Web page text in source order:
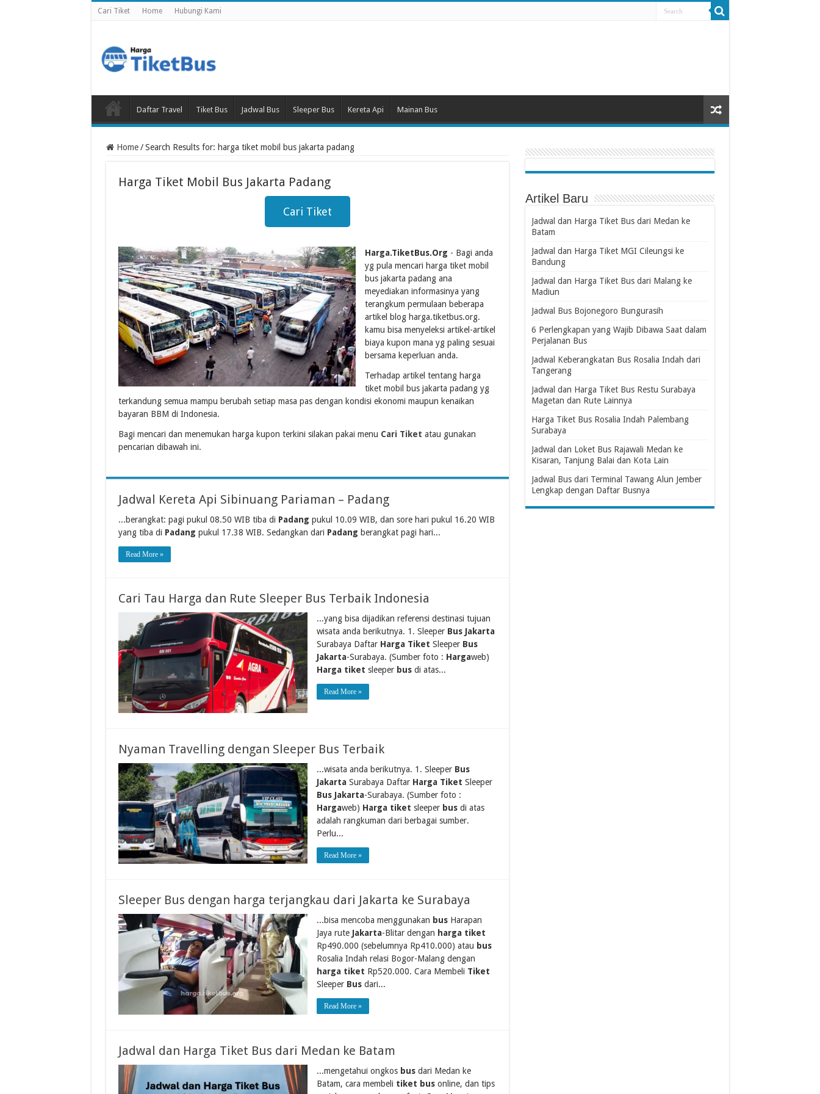
Cari Tiket Home Hubungi Kami
Daftar Travel Tiket Bus Jadwal Bus Sleeper Bus Kereta Api Mainan Bus
Home / Search Results for: harga tiket mobil bus jakarta padang
Harga Tiket Mobil Bus Jakarta Padang
Cari Tiket
Harga.TiketBus.Org - Bagi anda
yg pula mencari harga tiket mobil
bus jakarta padang ana
meyediakan informasinya yang
terangkum permulaan beberapa
artikel blog harga.tiketbus.org.
kamu bisa menyeleksi artikel-artikel
biaya kupon mana yg paling sesuai
bersama keperluan anda.
Terhadap artikel tentang harga
tiket mobil bus jakarta padang yg
terkandung semua mampu berubah setiap masa pas dengan kondisi ekonomi maupun kenaikan
bayaran BBM di Indonesia.
Bagi mencari dan menemukan harga kupon terkini silakan pakai menu Cari Tiket atau gunakan
pencarian dibawah ini.
Jadwal Kereta Api Sibinuang Pariaman – Padang
...berangkat: pagi pukul 08.50 WIB tiba di Padang pukul 10.09 WIB, dan sore hari pukul 16.20 WIB
yang tiba di Padang pukul 17.38 WIB. Sedangkan dari Padang berangkat pagi hari...
Read More »
Cari Tau Harga dan Rute Sleeper Bus Terbaik Indonesia
...yang bisa dijadikan referensi destinasi tujuan
wisata anda berikutnya. 1. Sleeper Bus Jakarta
Surabaya Daftar Harga Tiket Sleeper Bus
Jakarta-Surabaya. (Sumber foto : Hargaweb)
Harga tiket sleeper busdi atas...
Read More »
Nyaman Travelling dengan Sleeper Bus Terbaik
...wisata anda berikutnya. 1. Sleeper Bus
JakartaSurabaya Daftar Harga Tiket Sleeper
Bus Jakarta-Surabaya. (Sumber foto :
Hargaweb) Harga tiket sleeper busdi atas
adalah rangkuman dari berbagai sumber.
Perlu...
Read More »
Sleeper Bus dengan harga terjangkau dari Jakarta ke Surabaya
...bisa mencoba menggunakan busHarapan
Jaya rute Jakarta-Blitar dengan harga tiket
Rp490.000 (sebelumnya Rp410.000) atau bus
Rosalia Indah relasi Bogor-Malang dengan
harga tiket Rp520.000. Cara Membeli Tiket
Sleeper Busdari...
Read More »
Jadwal dan Harga Tiket Bus dari Medan ke Batam
...mengetahui ongkos busdari Medan ke
Batam, cara membeli tiket busonline, dan tips
Artikel Baru
Jadwal dan Harga Tiket Bus dari Medan ke
Batam
Jadwal dan Harga Tiket MGI Cileungsi ke
Bandung
Jadwal dan Harga Tiket Bus dari Malang ke
Madiun
Jadwal Bus Bojonegoro Bungurasih
6 Perlengkapan yang Wajib Dibawa Saat dalam
Perjalanan Bus
Jadwal Keberangkatan Bus Rosalia Indah dari
Tangerang
Jadwal dan Harga Tiket Bus Restu Surabaya
Magetan dan Rute Lainnya
Harga Tiket Bus Rosalia Indah Palembang
Surabaya
Jadwal dan Loket Bus Rajawali Medan ke
Kisaran, Tanjung Balai dan Kota Lain
Jadwal Bus dari Terminal Tawang Alun Jember
Lengkap dengan Daftar Busnya